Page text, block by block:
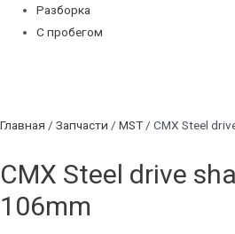
Разборка
С пробегом
Главная / Запчасти / MST/ CMX Steel
CMX Steel drive
106mm